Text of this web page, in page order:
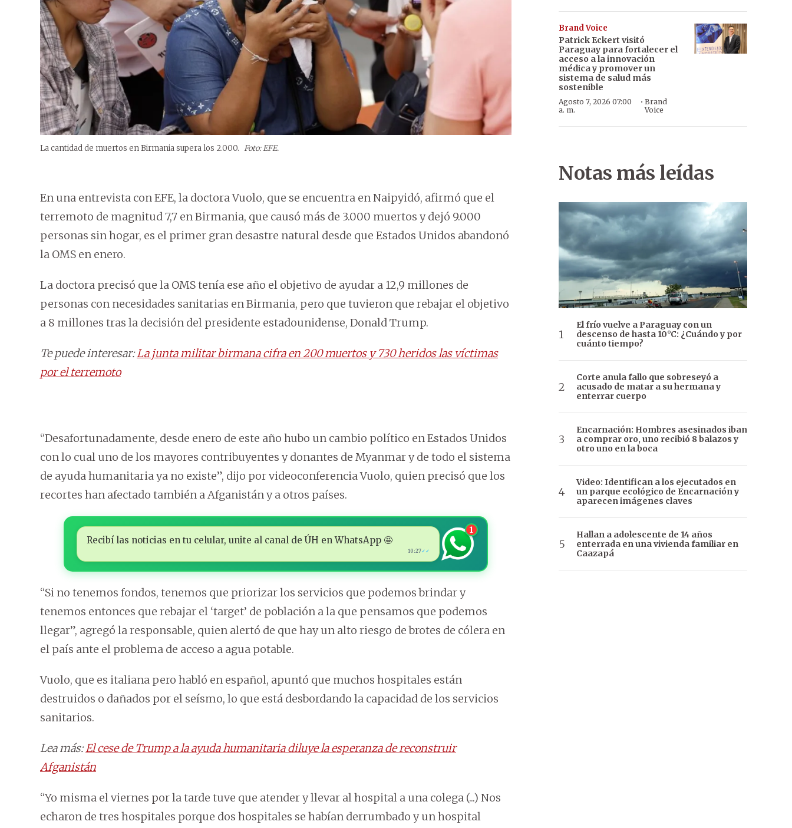
La cantidad de muertos en Birmania supera los 2.000. Foto: EFE.
En una entrevista con EFE, la doctora Vuolo, que se encuentra en Naipyidó, afirmó que el
terremoto de magnitud 7,7 en Birmania, que causó más de 3.000 muertos y dejó 9.000
personas sin hogar, es el primer gran desastre natural desde que Estados Unidos abandonó
la OMS en enero.
La doctora precisó que la OMS tenía ese año el objetivo de ayudar a 12,9 millones de
personas con necesidades sanitarias en Birmania, pero que tuvieron que rebajar el objetivo
a 8 millones tras la decisión del presidente estadounidense, Donald Trump.
Te puede interesar:La junta militar birmana cifra en 200 muertos y 730 heridos las víctimas
por el terremoto
“Desafortunadamente, desde enero de este año hubo un cambio político en Estados Unidos
con lo cual uno de los mayores contribuyentes y donantes de Myanmar y de todo el sistema
de ayuda humanitaria ya no existe”, dijo por videoconferencia Vuolo, quien precisó que los
recortes han afectado también a Afganistán y a otros países.
Recibí las noticias en tu celular, unite al canal de ÚH en WhatsApp 🤩
10:27✓✓
1
“Si no tenemos fondos, tenemos que priorizar los servicios que podemos brindar y
tenemos entonces que rebajar el ‘target’ de población a la que pensamos que podemos
llegar”, agregó la responsable, quien alertó de que hay un alto riesgo de brotes de cólera en
el país ante el problema de acceso a agua potable.
Vuolo, que es italiana pero habló en español, apuntó que muchos hospitales están
destruidos o dañados por el seísmo, lo que está desbordando la capacidad de los servicios
sanitarios.
Lea más:El cese de Trump a la ayuda humanitaria diluye la esperanza de reconstruir
Afganistán
“Yo misma el viernes por la tarde tuve que atender y llevar al hospital a una colega (...) Nos
echaron de tres hospitales porque dos hospitales se habían derrumbado y un hospital
Brand Voice
Patrick Eckert visitó
Paraguay para fortalecer el
acceso a la innovación
médica y promover un
sistema de salud más
sostenible
Agosto 7, 2026 07:00
a. m.
· Brand
Voice
Notas más leídas
El frío vuelve a Paraguay con un
descenso de hasta 10°C: ¿Cuándo y por
cuánto tiempo?
Corte anula fallo que sobreseyó a
acusado de matar a su hermana y
enterrar cuerpo
Encarnación: Hombres asesinados iban
a comprar oro, uno recibió 8 balazos y
otro uno en la boca
Video: Identifican a los ejecutados en
un parque ecológico de Encarnación y
aparecen imágenes claves
Hallan a adolescente de 14 años
enterrada en una vivienda familiar en
Caazapá